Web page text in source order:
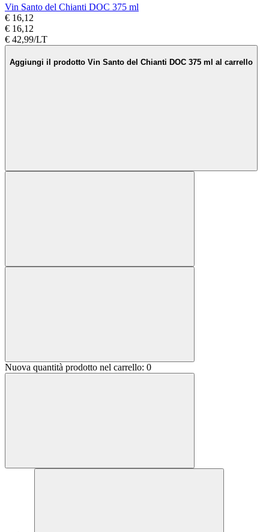
Vin Santo del Chianti DOC 375 ml
€ 16,12
€ 16,12
€ 42,99/LT
Aggiungi il prodotto Vin Santo del Chianti DOC 375 ml al carrello
Nuova quantità prodotto nel carrello: 0